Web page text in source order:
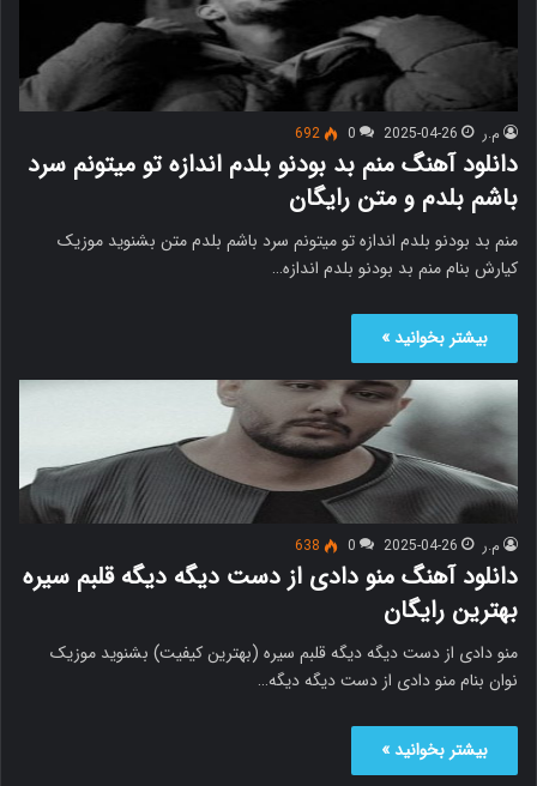
م.ر 2025-04-26
0
692
دانلود آهنگ منم بد بودنو بلدم اندازه تو میتونم سرد
باشم بلدم و متن رایگان
منم بد بودنو بلدم اندازه تو میتونم سرد باشم بلدم متن بشنوید موزیک
کیارش بنام منم بد بودنو بلدم اندازه…
بیشتر بخوانید »
م.ر 2025-04-26
0
638
دانلود آهنگ منو دادی از دست دیگه دیگه قلبم سیره
بهترین رایگان
منو دادی از دست دیگه دیگه قلبم سیره (بهترین کیفیت) بشنوید موزیک
نوان بنام منو دادی از دست دیگه دیگه…
بیشتر بخوانید »